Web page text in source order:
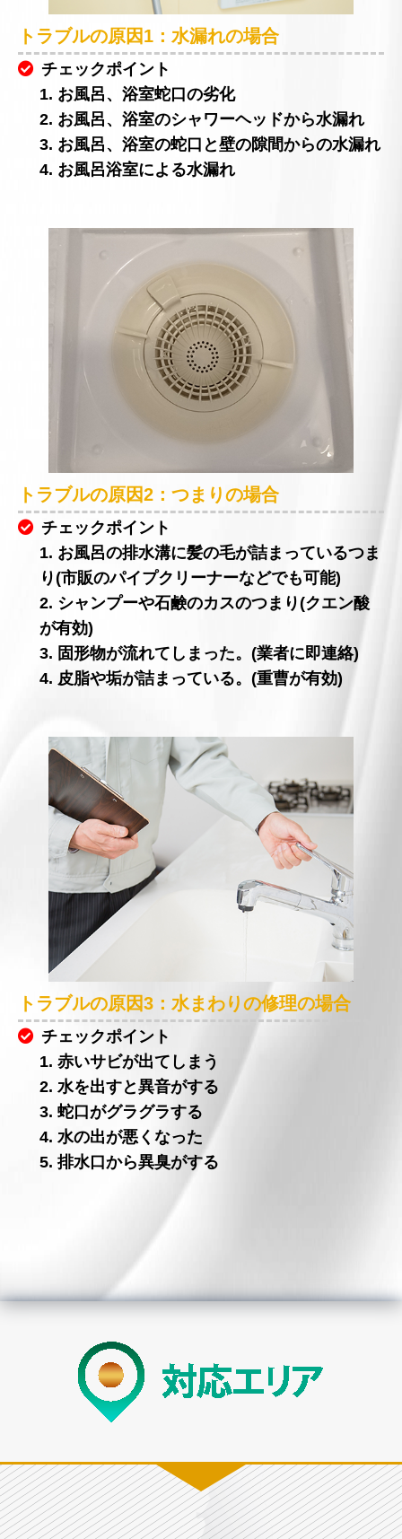
トラブルの原因1：水漏れの場合
チェックポイント
1. お風呂、浴室蛇口の劣化
2. お風呂、浴室のシャワーヘッドから水漏れ
3. お風呂、浴室の蛇口と壁の隙間からの水漏れ
4. お風呂浴室による水漏れ
トラブルの原因2：つまりの場合
チェックポイント
1. お風呂の排水溝に髪の毛が詰まっているつま
り(市販のパイプクリーナーなどでも可能)
2. シャンプーや石鹸のカスのつまり(クエン酸
が有効)
3. 固形物が流れてしまった。(業者に即連絡)
4. 皮脂や垢が詰まっている。(重曹が有効)
トラブルの原因3：水まわりの修理の場合
チェックポイント
1. 赤いサビが出てしまう
2. 水を出すと異音がする
3. 蛇口がグラグラする
4. 水の出が悪くなった
5. 排水口から異臭がする